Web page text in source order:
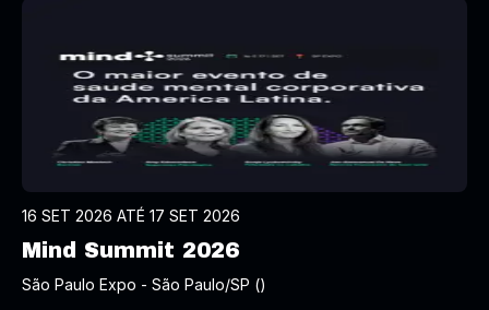
16 SET 2026 ATÉ 17 SET 2026
Mind Summit 2026
São Paulo Expo - São Paulo/SP ()